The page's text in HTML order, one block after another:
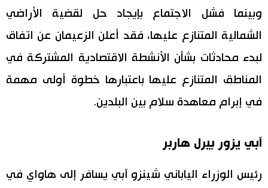
وبينما فشل الاجتماع بإيجاد حل لقضية الأراضي
الشمالية المتنازع عليها، فقد أعلن الزعيمان عن اتفاق
لبدء محادثات بشأن الأنشطة الاقتصادية المشتركة في
المناطق المتنازع عليها باعتبارها خطوة أولى مهمة
في إبرام معاهدة سلام بين البلدين.
آبي يزور بيرل هاربر
رئيس الوزراء الياباني شينزو آبي يسافر إلى هاواي في